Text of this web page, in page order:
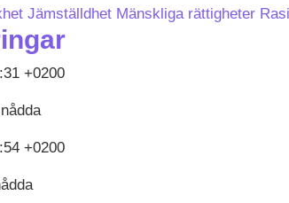
Jämställdhet Mänskliga rättigheter
+0200
+0200